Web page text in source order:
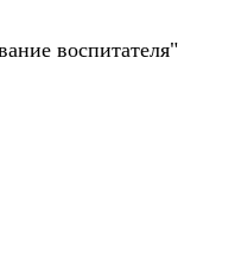
воспитателя"